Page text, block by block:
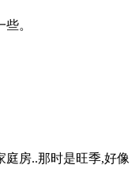
。
庭房..那时是旺季,好像